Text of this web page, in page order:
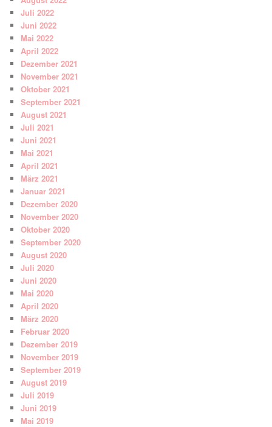
Juli 2022
Juni 2022
Mai 2022
April 2022
Dezember 2021
November 2021
Oktober 2021
September 2021
August 2021
Juli 2021
Juni 2021
Mai 2021
April 2021
März 2021
Januar 2021
Dezember 2020
November 2020
Oktober 2020
September 2020
August 2020
Juli 2020
Juni 2020
Mai 2020
April 2020
März 2020
Februar 2020
Dezember 2019
November 2019
September 2019
August 2019
Juli 2019
Juni 2019
Mai 2019